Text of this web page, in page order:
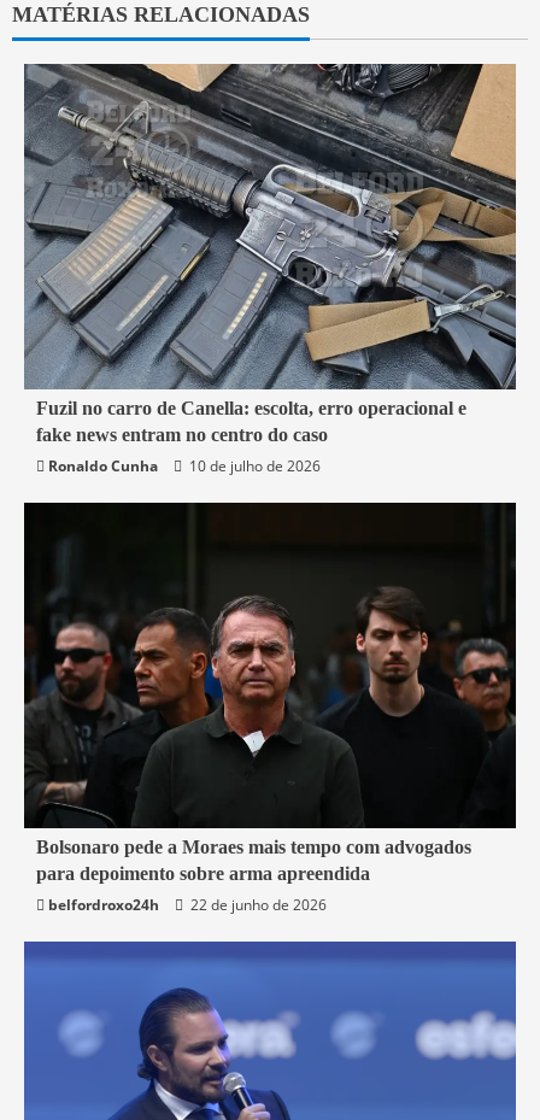
MATÉRIAS RELACIONADAS
7 min read
Belford Roxo
Brasil Política Segurança
Fuzil no carro de Canella: escolta, erro operacional e
fake news entram no centro do caso
Ronaldo Cunha
10 de julho de 2026
3 min read
Brasil
Bolsonaro pede a Moraes mais tempo com advogados
para depoimento sobre arma apreendida
belfordroxo24h
22 de junho de 2026